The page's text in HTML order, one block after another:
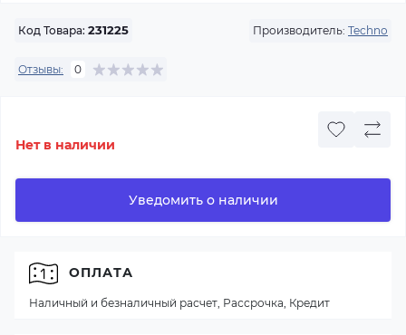
Код Товара: 231225 Производитель: Techno
Отзывы: 0
Нет в наличии
Уведомить о наличии
ОПЛАТА
Наличный и безналичный расчет, Рассрочка, Кредит